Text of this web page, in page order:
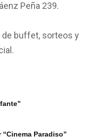
Peña 239.
buffet, sorteos y
Paradiso”